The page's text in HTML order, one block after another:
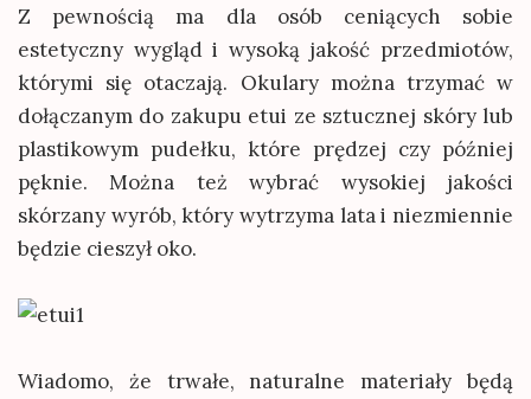
Z pewnością ma dla osób ceniących sobie
estetyczny wygląd i wysoką jakość przedmiotów,
którymi się otaczają. Okulary można trzymać w
dołączanym do zakupu etui ze sztucznej skóry lub
plastikowym pudełku, które prędzej czy później
pęknie. Można też wybrać wysokiej jakości
skórzany wyrób, który wytrzyma lata i niezmiennie
będzie cieszył oko.
Wiadomo, że trwałe, naturalne materiały będą